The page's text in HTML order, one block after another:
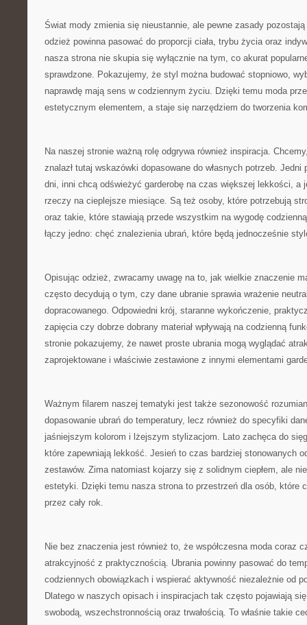
Świat mody zmienia się nieustannie, ale pewne zasady
odzież powinna pasować do proporcji ciała, trybu życia oraz
nasza strona nie skupia się wyłącznie na tym, co akurat
sprawdzone. Pokazujemy, że styl można budować stopniowo,
naprawdę mają sens w codziennym życiu. Dzięki temu moda
estetycznym elementem, a staje się narzędziem do tworzenia
Na naszej stronie ważną rolę odgrywa również inspiracja.
znalazł tutaj wskazówki dopasowane do własnych potrzeb.
dni, inni chcą odświeżyć garderobę na czas większej lekkości, a
rzeczy na cieplejsze miesiące. Są też osoby, które potrzebują
oraz takie, które stawiają przede wszystkim na wygodę
łączy jedno: chęć znalezienia ubrań, które będą jednocześnie
Opisując odzież, zwracamy uwagę na to, jak wielkie znaczenie
często decydują o tym, czy dane ubranie sprawia wrażenie
dopracowanego. Odpowiedni krój, staranne wykończenie,
zapięcia czy dobrze dobrany materiał wpływają na codzienną
stronie pokazujemy, że nawet proste ubrania mogą wyglądać
zaprojektowane i właściwie zestawione z innymi elementami
Ważnym filarem naszej tematyki jest także sezonowość
dopasowanie ubrań do temperatury, lecz również do specyfiki
jaśniejszym kolorom i lżejszym stylizacjom. Lato zachęca do
które zapewniają lekkość. Jesień to czas bardziej stonowanych
zestawów. Zima natomiast kojarzy się z solidnym ciepłem, ale
estetyki. Dzięki temu nasza strona to przestrzeń dla osób, które
przez cały rok.
Nie bez znaczenia jest również to, że współczesna moda coraz
atrakcyjność z praktycznością. Ubrania powinny pasować do
codziennych obowiązkach i wspierać aktywność niezależnie od
Dlatego w naszych opisach i inspiracjach tak często pojawiają
swobodą, wszechstronnością oraz trwałością. To właśnie takie